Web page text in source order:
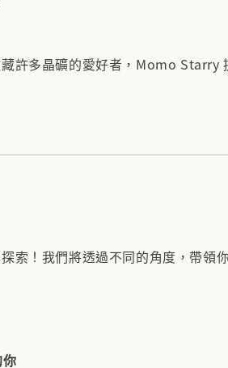
許多晶礦的愛好者，Momo Starry
索！我們將透過不同的角度，帶